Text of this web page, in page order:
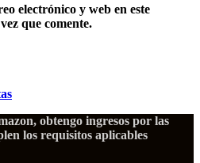
electrónico y web en este
que comente.
obtengo ingresos por las
los requisitos aplicables